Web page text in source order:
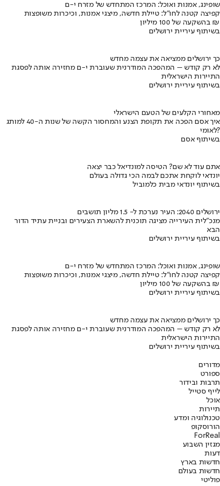
שופינג, אמנות ואוכל: המרכז המתחדש של מזרח י-ם
קפיצה קטנה לחו"ל: טיילת חדשה, מיצגי אמנות, וכיכרות משופצות
בהשקעה של 100 מיליון ₪
בשיתוף עיריית ירושלים
כך ירושלים ממציאה את עצמה מחדש
לא רק קודש – המהפכה המודרנית שעוברת י-ם מחזירה אותה לפסגת
התיירות הישראלית
בשיתוף עיריית ירושלים
מאחורי הקלעים של הטעם הישראלי
איך אסם הפכה את תקופת הצנע והמחסור הקשה של שנות ה-40 למותג
לאומי?
בשיתוף אסם
אתם עוד לא שם? הטיסה למונדיאל כבר יצאה
יונדאי לוקחת אתכם לבמה הכי גדולה בעולם
בשיתוף יונדאי מבית כלמוביל
ירושלים 2040: העיר נערכת ל- 1.5 מליון תושבים
מנכ"לית העירייה מציגה תוכנית להשארת הצעירים ובניית עתיד הדור
הבא
בשיתוף עיריית ירושלים
שופינג, אמנות ואוכל: המרכז המתחדש של מזרח י-ם
קפיצה קטנה לחו"ל: טיילת חדשה, מיצגי אמנות, וכיכרות משופצות
בהשקעה של 100 מיליון ₪
בשיתוף עיריית ירושלים
כך ירושלים ממציאה את עצמה מחדש
לא רק קודש – המהפכה המודרנית שעוברת י-ם מחזירה אותה לפסגת
התיירות הישראלית
בשיתוף עיריית ירושלים
מדורים
ספורט
תרבות ובידור
לייף סטייל
אוכל
תיירות
טכנולוגיה ומדע
הורוסקופ
ForReal
מגזין השבוע
דעות
חדשות בארץ
חדשות בעולם
פוליטי